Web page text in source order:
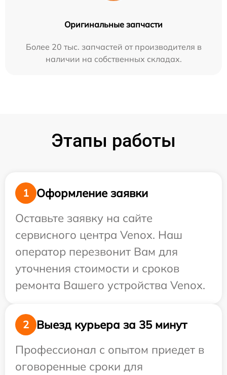
Оригинальные запчасти
Более 20 тыс. запчастей от производителя в
наличии на собственных складах.
Этапы работы
1
Оформление заявки
Оставьте заявку на сайте
сервисного центра Venox. Наш
оператор перезвонит Вам для
уточнения стоимости и сроков
ремонта Вашего устройства Venox.
2
Выезд курьера за 35 минут
Профессионал с опытом приедет в
оговоренные сроки для